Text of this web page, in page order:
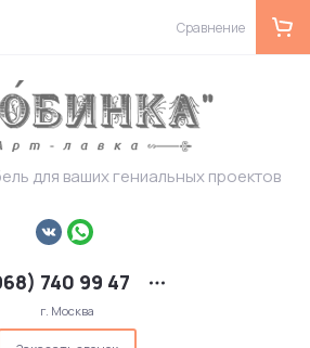
для ваших гениальных проектов
740 99 47
г. Москва
Сравнение